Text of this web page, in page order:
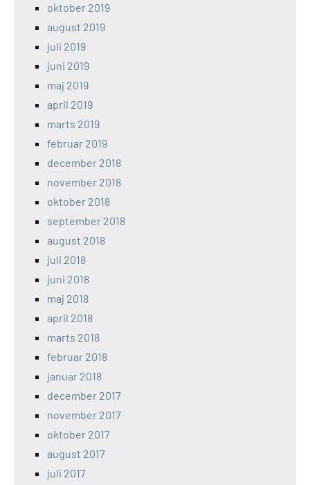
oktober 2019
august 2019
juli 2019
juni 2019
maj 2019
april 2019
marts 2019
februar 2019
december 2018
november 2018
oktober 2018
september 2018
august 2018
juli 2018
juni 2018
maj 2018
april 2018
marts 2018
februar 2018
januar 2018
december 2017
november 2017
oktober 2017
august 2017
juli 2017